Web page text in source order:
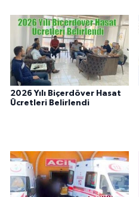
2026 Yılı Biçerdöver Hasat
Ücretleri Belirlendi